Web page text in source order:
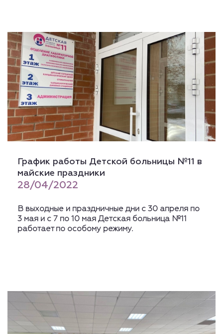
График работы Детской больницы №11 в
майские праздники
28/04/2022
В выходные и праздничные дни с 30 апреля по
3 мая и с 7 по 10 мая Детская больница №11
работает по особому режиму.